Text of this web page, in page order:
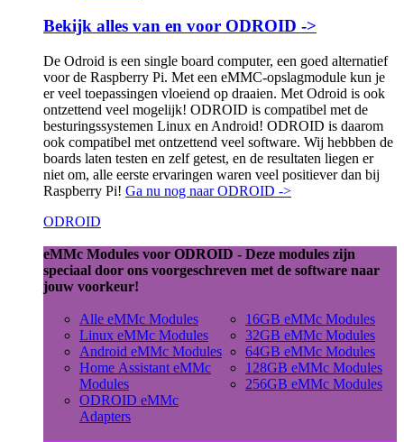
Bekijk alles van en voor ODROID ->
De Odroid is een single board computer, een goed alternatief
voor de Raspberry Pi. Met een eMMC-opslagmodule kun je
er veel toepassingen vloeiend op draaien. Met Odroid is ook
ontzettend veel mogelijk! ODROID is compatibel met de
besturingssystemen Linux en Android! ODROID is daarom
ook compatibel met ontzettend veel software. Wij hebbben de
boards laten testen en zelf getest, en de resultaten liegen er
niet om, alle eerste ervaringen waren veel positiever dan bij
Raspberry Pi! Ga nu nog naar ODROID ->
ODROID
eMMc Modules voor ODROID - Deze modules zijn
speciaal door ons voorgeschreven met de software naar
jouw voorkeur!
Alle eMMc Modules
Linux eMMc Modules
Android eMMc Modules
Home Assistant eMMc
Modules
ODROID eMMc
Adapters
16GB eMMc Modules
32GB eMMc Modules
64GB eMMc Modules
128GB eMMc Modules
256GB eMMc Modules